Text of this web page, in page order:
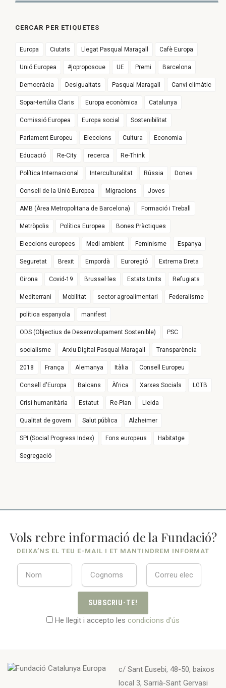
CERCAR PER ETIQUETES
Europa Ciutats Llegat Pasqual Maragall Cafè Europa
Unió Europea #joproposoue UE Premi Barcelona
Democràcia Desigualtats Pasqual Maragall Canvi climàtic
Sopar-tertúlia Claris Europa econòmica Catalunya
Comissió Europea Europa social Sostenibilitat
Parlament Europeu Eleccions Cultura Economia
Educació Re-City recerca Re-Think
Política Internacional Interculturalitat Rússia Dones
Consell de la Unió Europea Migracions Joves
AMB (Àrea Metropolitana de Barcelona) Formació i Treball
Metròpolis Política Europea Bones Pràctiques
Eleccions europees Medi ambient Feminisme Espanya
Seguretat Brexit Empordà Euroregió Extrema Dreta
Girona Covid-19 Brussel·les Estats Units Refugiats
Mediterrani Mobilitat sector agroalimentari Federalisme
política espanyola manifest
ODS (Objectius de Desenvolupament Sostenible) PSC
socialisme Arxiu Digital Pasqual Maragall Transparència
2018 França Alemanya Itàlia Consell Europeu
Consell d'Europa Balcans Àfrica Xarxes Socials LGTB
Crisi humanitària Estatut Re-Plan Lleida
Qualitat de govern Salut pública Alzheimer
SPI (Social Progress Index) Fons europeus Habitatge
Segregació
Vols rebre informació de la Fundació?
DEIXA’NS EL TEU E-MAIL I ET MANTINDREM INFORMAT
SUBSCRIU-TE!
He llegit i accepto les condicions d'ús
c/ Sant Eusebi, 48-50, baixos
local 3, Sarrià-Sant Gervasi